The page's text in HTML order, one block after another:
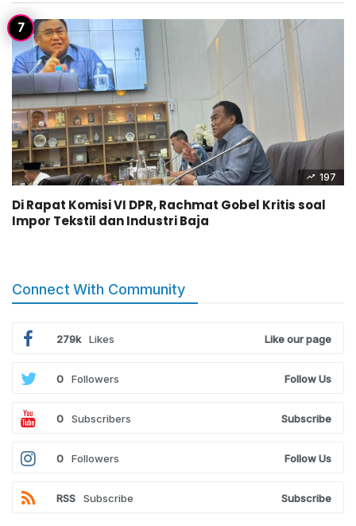
197
Di Rapat Komisi VI DPR, Rachmat Gobel Kritis soal
Impor Tekstil dan Industri Baja
Connect With Community
279k Likes Like our page
0 Followers Follow Us
0 Subscribers Subscribe
0 Followers Follow Us
RSS Subscribe Subscribe